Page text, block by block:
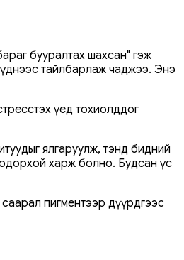
бууралтах шахсан" гэж
тайлбарлаж чаджээ. Энэ
үед тохиолддог
ялгаруулж, тэнд бидний
харж болно. Будсан үс
пигментээр дүүрдгээс